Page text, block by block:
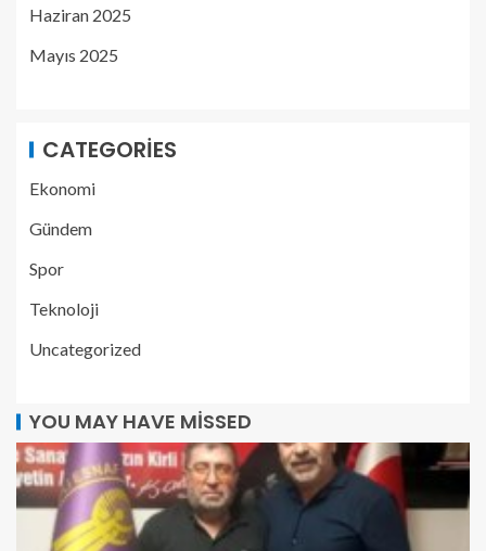
Haziran 2025
Mayıs 2025
CATEGORIES
Ekonomi
Gündem
Spor
Teknoloji
Uncategorized
YOU MAY HAVE MISSED